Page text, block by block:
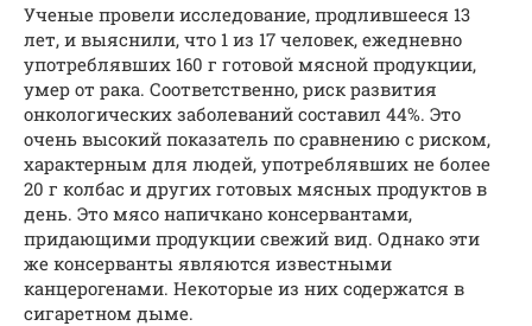
Ученые провели исследование, продлившееся 13
лет, и выяснили, что 1 из 17 человек, ежедневно
употреблявших 160 г готовой мясной продукции,
умер от рака. Соответственно, риск развития
онкологических заболеваний составил 44%. Это
очень высокий показатель по сравнению с риском,
характерным для людей, употреблявших не более
20 г колбас и других готовых мясных продуктов в
день. Это мясо напичкано консервантами,
придающими продукции свежий вид. Однако эти
же консерванты являются известными
канцерогенами. Некоторые из них содержатся в
сигаретном дыме.